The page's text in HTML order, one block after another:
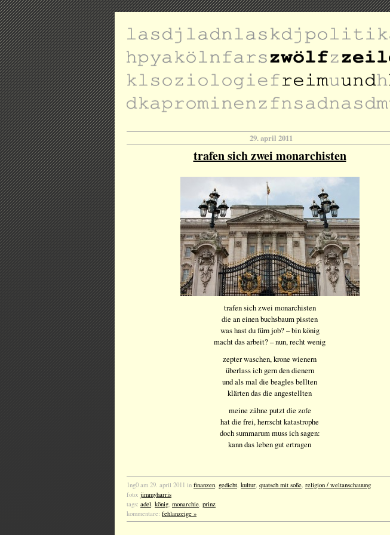
29. april 2011
trafen sich zwei monarchisten
trafen sich zwei monarchisten
die an einen buchsbaum pissten
was hast du fürn job? – bin könig
macht das arbeit? – nun, recht wenig
zepter waschen, krone wienern
überlass ich gern den dienern
und als mal die beagles bellten
klärten das die angestellten
meine zähne putzt die zofe
hat die frei, herrscht katastrophe
doch summarum muss ich sagen:
kann das leben gut ertragen
1ng0 am 29. april 2011 in finanzen, gedicht, kultur, quatsch mit soße, religion / weltanschauung
foto: jimmyharris
tags: adel, könig, monarchie, prinz
kommentare: fehlanzeige »